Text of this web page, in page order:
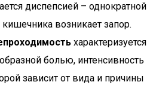
диспепсией – однократной
возникает запор.
характеризуется
болью, интенсивность
зависит от вида и причины